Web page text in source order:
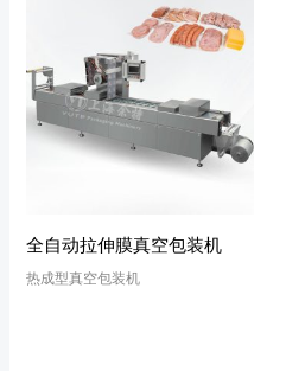
全自动拉伸膜真空包装机
热成型真空包装机